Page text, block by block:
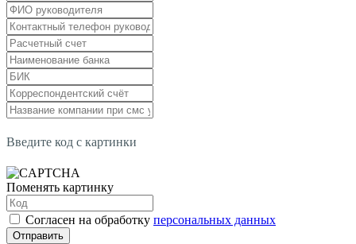
Введите код с картинки
Поменять картинку
Согласен на обработку персональных данных
Отправить